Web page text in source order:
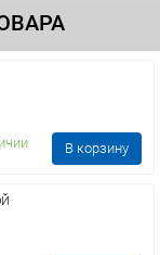
В корзину